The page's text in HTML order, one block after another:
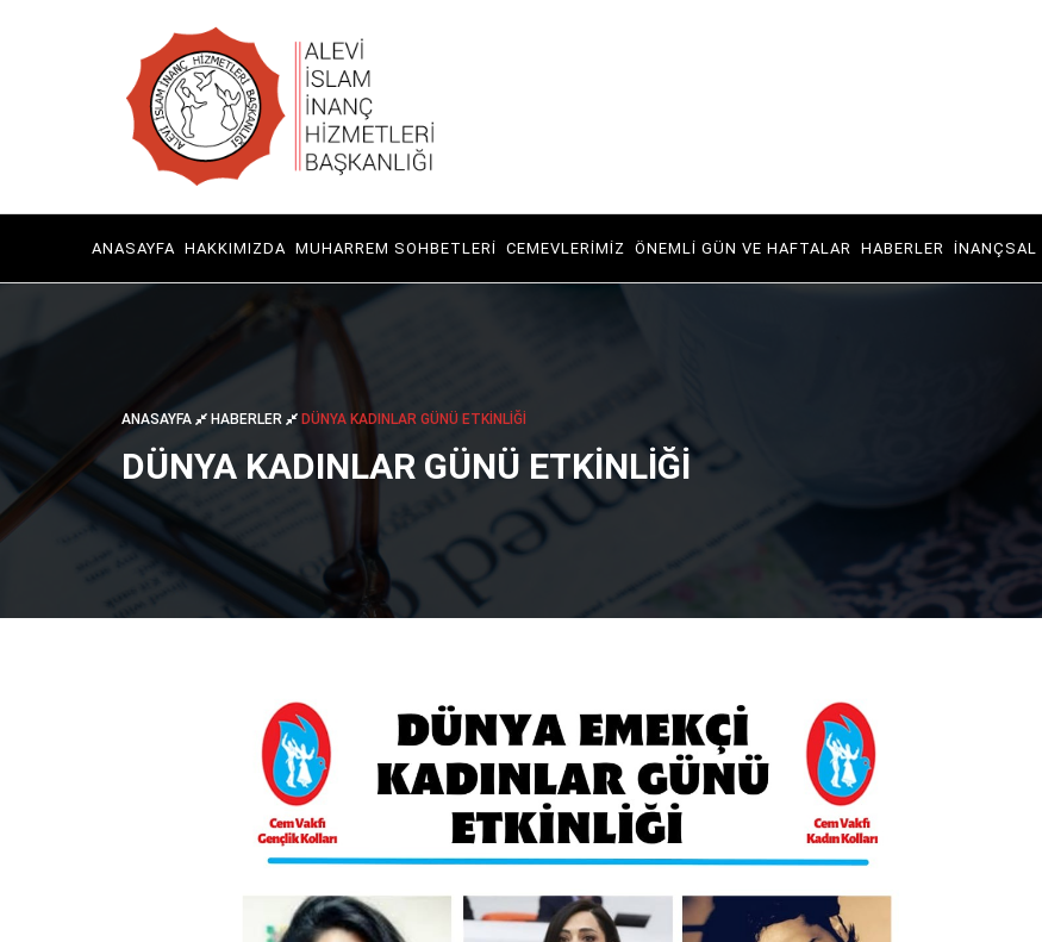
ANASAYFA HAKKIMIZDA MUHARREM SOHBETLERI CEMEVLERIMIZ ÖNEMLI GÜN VE HAFTALAR HABERLER İNANÇSAL
ANASAYFA HABERLER DÜNYA KADINLAR GÜNÜ ETKİNLİĞİ
DÜNYA KADINLAR GÜNÜ ETKİNLİĞİ